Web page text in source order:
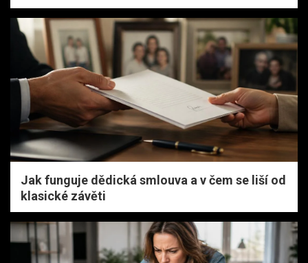
Jak funguje dědická smlouva a v čem se liší od
klasické závěti